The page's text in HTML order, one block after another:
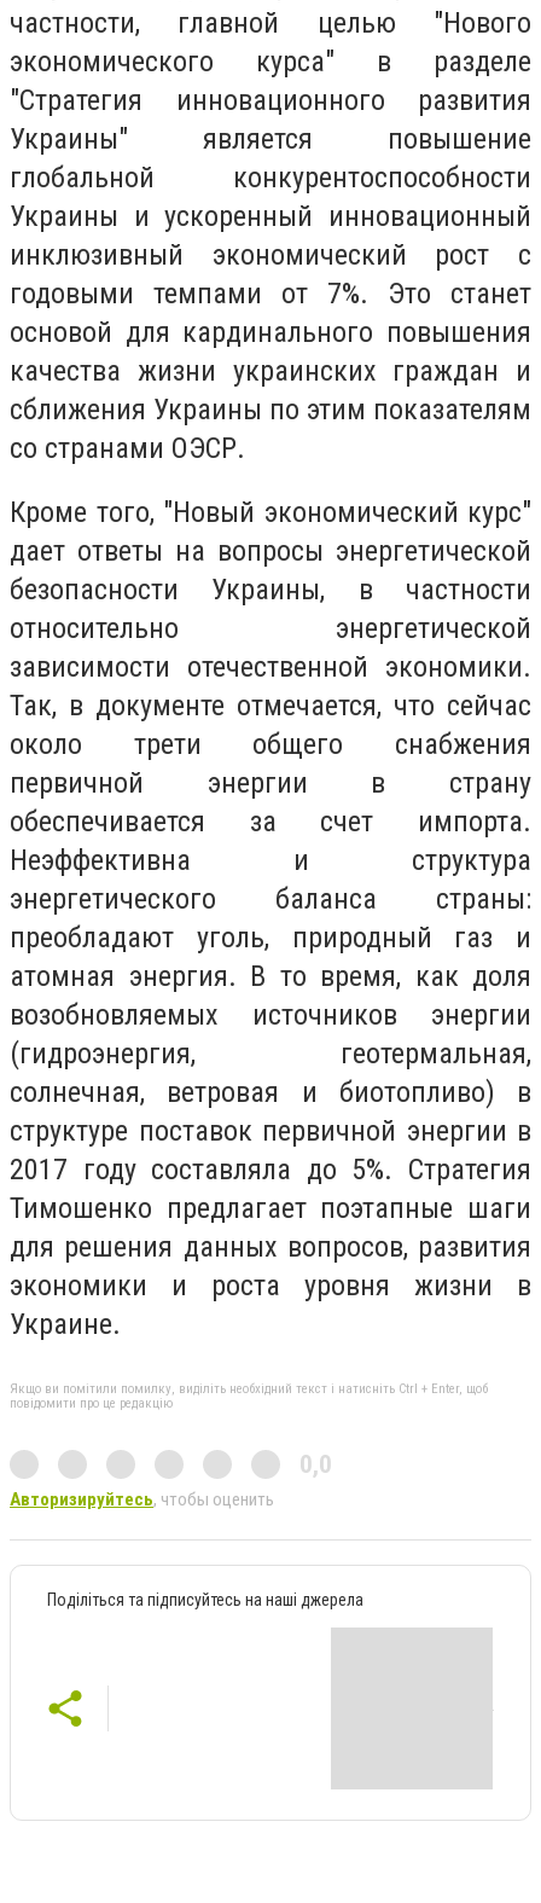
частности, главной целью "Нового
экономического курса" в разделе
"Стратегия инновационного развития
Украины" является повышение
глобальной конкурентоспособности
Украины и ускоренный инновационный
инклюзивный экономический рост с
годовыми темпами от 7%. Это станет
основой для кардинального повышения
качества жизни украинских граждан и
сближения Украины по этим показателям
со странами ОЭСР.
Кроме того, "Новый экономический курс"
дает ответы на вопросы энергетической
безопасности Украины, в частности
относительно энергетической
зависимости отечественной экономики.
Так, в документе отмечается, что сейчас
около трети общего снабжения
первичной энергии в страну
обеспечивается за счет импорта.
Неэффективна и структура
энергетического баланса страны:
преобладают уголь, природный газ и
атомная энергия. В то время, как доля
возобновляемых источников энергии
(гидроэнергия, геотермальная,
солнечная, ветровая и биотопливо) в
структуре поставок первичной энергии в
2017 году составляла до 5%. Стратегия
Тимошенко предлагает поэтапные шаги
для решения данных вопросов, развития
экономики и роста уровня жизни в
Украине.
Якщо ви помітили помилку, виділіть необхідний текст і натисніть Ctrl + Enter, щоб
повідомити про це редакцію
0,0
Авторизируйтесь, чтобы оценить
Поділіться та підписуйтесь на наші джерела